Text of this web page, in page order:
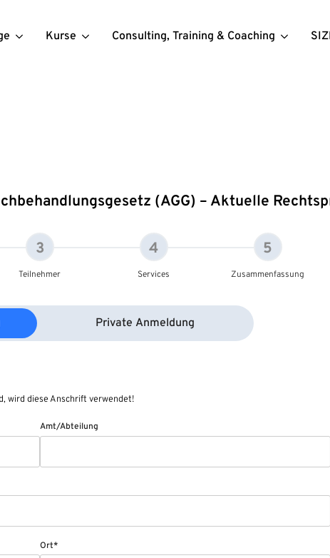
Kurse Consulting, Training & Coaching
(AGG) – Aktuelle
3
Teilnehmer
4
Services
5
Zusammenfassung
Private Anmeldung
wird diese Anschrift verwendet!
Amt/Abteilung
Ort*